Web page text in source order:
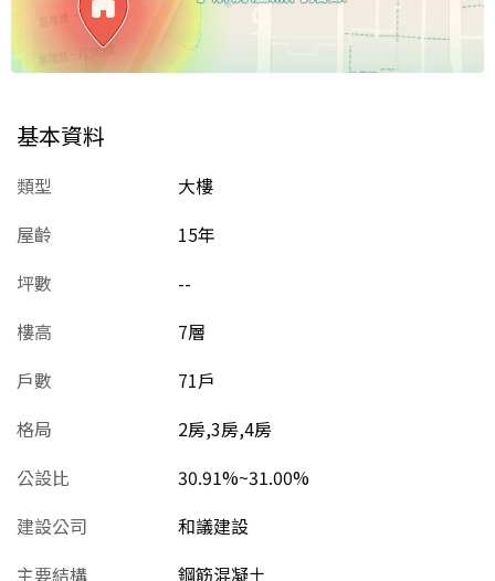
基本資料
類型
大樓
屋齡
15年
坪數
--
樓高
7層
戶數
71戶
格局
2房,3房,4房
公設比
30.91%~31.00%
建設公司
和議建設
主要結構
鋼筋混凝土